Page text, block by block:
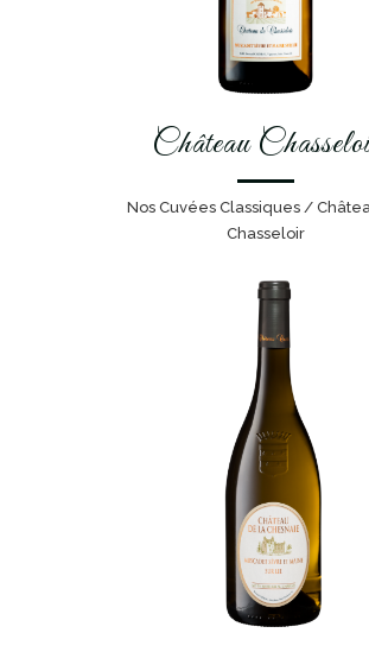
Château
Nos Cuvées Classiques /
Chasseloir